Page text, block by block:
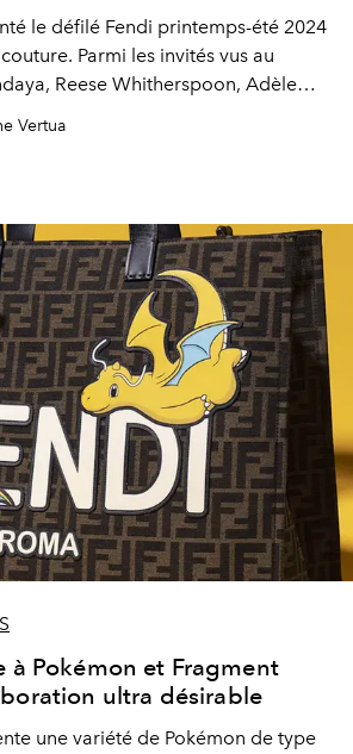
le défilé Fendi printemps-été 2024
Parmi les invités vus au
Reese Whitherspoon, Adèle
SONG et bien d'autres.
Vertua
à Pokémon et Fragment
ultra désirable
une variété de Pokémon de type